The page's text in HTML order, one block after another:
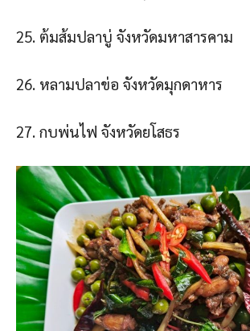
25. ต้มส้มปลาบู่ จังหวัดมหาสารคาม
26. หลามปลาข่อ จังหวัดมุกดาหาร
27. กบพ่นไฟ จังหวัดยโสธร